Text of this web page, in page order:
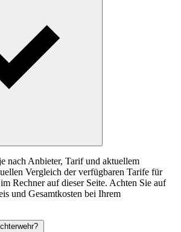
nach Anbieter, Tarif und aktuellem
Vergleich der verfügbaren Tarife für
Rechner auf dieser Seite. Achten Sie auf
und Gesamtkosten bei Ihrem